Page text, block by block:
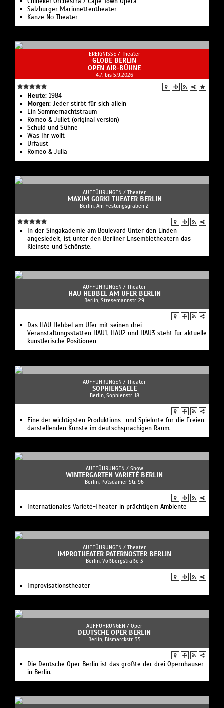
Salzburger Marionettentheater
Kanze Nō Theater
EREIGNISSE / Theater
GLOBE BERLIN
OPEN AIR-BÜHNE
4.7. bis 5.9.2026
Heute: 1984
Morgen: Jeder stirbt für sich allein
Ein Sommernachtstraum
Romeo & Juliet (original version)
Schuld und Sühne
Was Ihr wollt
Urfaust
Romeo & Julia
AUFFÜHRUNGEN / Theater
MAXIM GORKI THEATER BERLIN
Berlin, Am Festungsgraben 2
In der Singakademie am Boulevard Unter den Linden
angesiedelt, ist unter den Berliner Ensembletheatern das
Kleinste und Schönste.
AUFFÜHRUNGEN / Theater
HAU HEBBEL AM UFER BERLIN
Berlin, Stresemannstr. 29
Das HAU Hebbel am Ufer mit seinen drei
Veranstaltungsstätten HAU1, HAU2 und HAU3 steht für aktuelle
künstlerische Positionen
AUFFÜHRUNGEN / Theater
SOPHIENSAELE
Berlin, Sophienstr. 18
Eine der wichtigsten Produktions- und Spielorte für die Freien
darstellenden Künste im deutschsprachigen Raum.
AUFFÜHRUNGEN / Show
WINTERGARTEN VARIETÉ BERLIN
Berlin, Potsdamer Str. 96
Internationales Varieté-Theater in prächtigem Ambiente
AUFFÜHRUNGEN / Theater
IMPROTHEATER PATERNOSTER BERLIN
Berlin, Voßbergstraße 3
Improvisationstheater
AUFFÜHRUNGEN / Oper
DEUTSCHE OPER BERLIN
Berlin, Bismarckstr. 35
Die Deutsche Oper Berlin ist das größte der drei Opernhäuser
in Berlin.